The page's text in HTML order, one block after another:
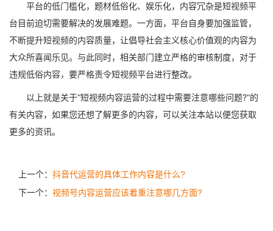
平台的低门槛化，题材低俗化、娱乐化，内容冗杂是短视频平
台目前迫切需要解决的发展难题。一方面，平台自身要加强监管，
不断提升短视频的内容质量，让倡导社会主义核心价值观的内容为
大众所喜闻乐见。与此同时，相关部门建立严格的审核制度，对于
违规低俗内容，要严格责令短视频平台进行整改。
以上就是关于“短视频内容运营的过程中需要注意哪些问题?”的
有关内容，如果您还想了解更多的内容，可以关注本站以便您获取
更多的资讯。
上一个： 抖音代运营的具体工作内容是什么?
下一个： 视频号内容运营应该着重注意哪几方面?